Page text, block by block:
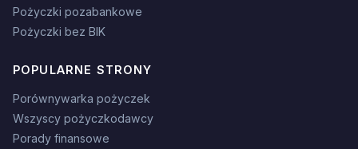
Pożyczki pozabankowe
Pożyczki bez BIK
POPULARNE STRONY
Porównywarka pożyczek
Wszyscy pożyczkodawcy
Porady finansowe